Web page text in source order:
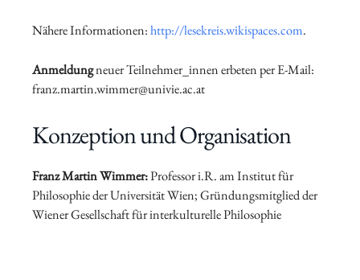
Nähere Informationen:http://lesekreis.wikispaces.com.
Anmeldungneuer Teilnehmer_innen erbeten per E-Mail:
franz.martin.wimmer@univie.ac.at
Konzeption und Organisation
Franz Martin Wimmer:Professor i.R. am Institut für
Philosophie der Universität Wien; Gründungsmitglied der
Wiener Gesellschaft für interkulturelle Philosophie